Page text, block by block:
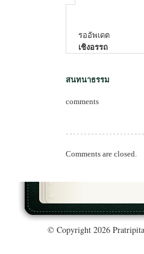
รออัพเดต
เชิงอรรถ
สนทนาธรรม
comments
Comments are closed.
© Copyright 2026